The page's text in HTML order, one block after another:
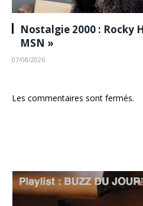
Nostalgie 2000 : Rocky
MSN »
07/08/2026
Les commentaires sont fermés.